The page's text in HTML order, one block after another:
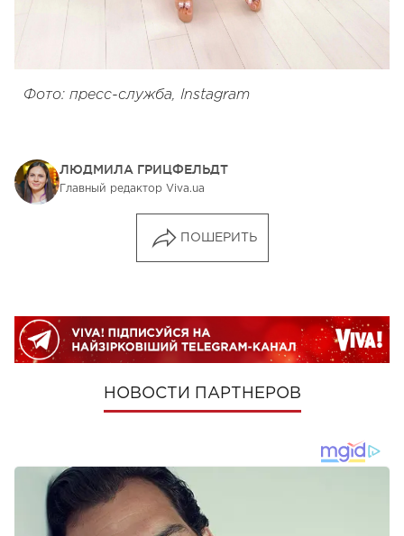
Фото: пресс-служба, Instagram
ЛЮДМИЛА ГРИЦФЕЛЬДТ
Главный редактор Viva.ua
ПОШЕРИТЬ
НОВОСТИ ПАРТНЕРОВ